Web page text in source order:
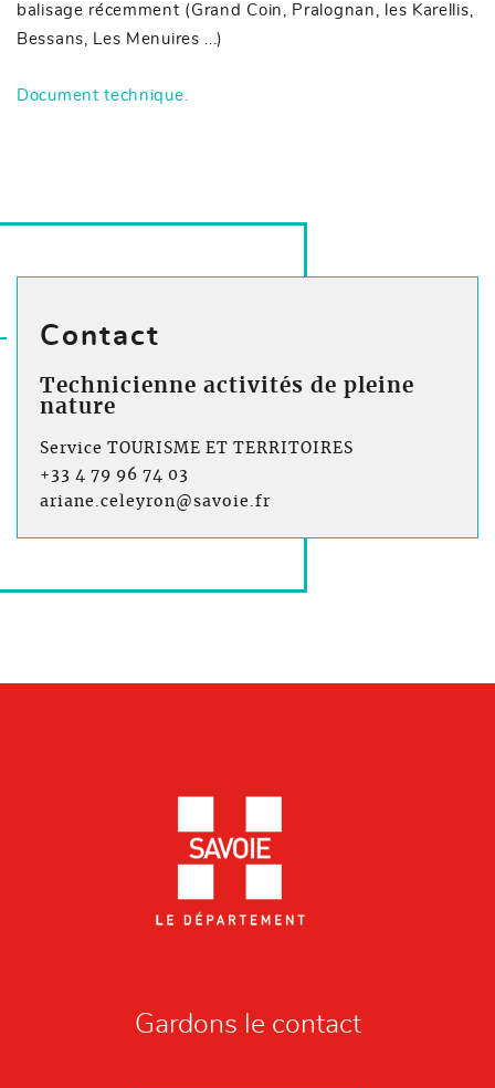
balisage récemment (Grand Coin, Pralognan, les Karellis,
Bessans, Les Menuires ...)
Document technique.
Contact
Technicienne activités de pleine
nature
Service TOURISME ET TERRITOIRES
+33 4 79 96 74 03
ariane.celeyron@savoie.fr
Gardons le contact